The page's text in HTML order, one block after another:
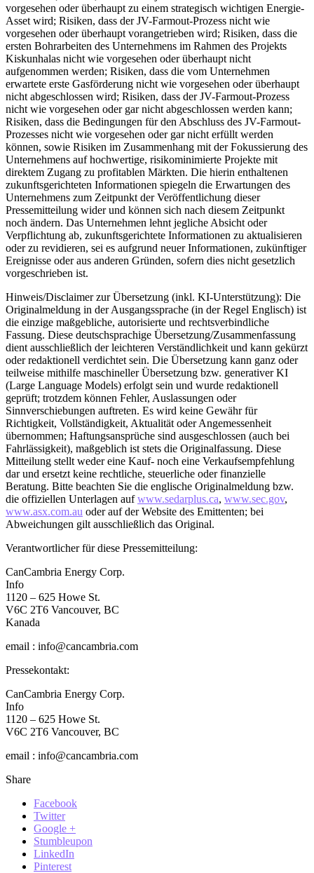
vorgesehen oder überhaupt zu einem strategisch wichtigen Energie-
Asset wird; Risiken, dass der JV-Farmout-Prozess nicht wie
vorgesehen oder überhaupt vorangetrieben wird; Risiken, dass die
ersten Bohrarbeiten des Unternehmens im Rahmen des Projekts
Kiskunhalas nicht wie vorgesehen oder überhaupt nicht
aufgenommen werden; Risiken, dass die vom Unternehmen
erwartete erste Gasförderung nicht wie vorgesehen oder überhaupt
nicht abgeschlossen wird; Risiken, dass der JV-Farmout-Prozess
nicht wie vorgesehen oder gar nicht abgeschlossen werden kann;
Risiken, dass die Bedingungen für den Abschluss des JV-Farmout-
Prozesses nicht wie vorgesehen oder gar nicht erfüllt werden
können, sowie Risiken im Zusammenhang mit der Fokussierung des
Unternehmens auf hochwertige, risikominimierte Projekte mit
direktem Zugang zu profitablen Märkten. Die hierin enthaltenen
zukunftsgerichteten Informationen spiegeln die Erwartungen des
Unternehmens zum Zeitpunkt der Veröffentlichung dieser
Pressemitteilung wider und können sich nach diesem Zeitpunkt
noch ändern. Das Unternehmen lehnt jegliche Absicht oder
Verpflichtung ab, zukunftsgerichtete Informationen zu aktualisieren
oder zu revidieren, sei es aufgrund neuer Informationen, zukünftiger
Ereignisse oder aus anderen Gründen, sofern dies nicht gesetzlich
vorgeschrieben ist.
Hinweis/Disclaimer zur Übersetzung (inkl. KI-Unterstützung): Die
Originalmeldung in der Ausgangssprache (in der Regel Englisch) ist
die einzige maßgebliche, autorisierte und rechtsverbindliche
Fassung. Diese deutschsprachige Übersetzung/Zusammenfassung
dient ausschließlich der leichteren Verständlichkeit und kann gekürzt
oder redaktionell verdichtet sein. Die Übersetzung kann ganz oder
teilweise mithilfe maschineller Übersetzung bzw. generativer KI
(Large Language Models) erfolgt sein und wurde redaktionell
geprüft; trotzdem können Fehler, Auslassungen oder
Sinnverschiebungen auftreten. Es wird keine Gewähr für
Richtigkeit, Vollständigkeit, Aktualität oder Angemessenheit
übernommen; Haftungsansprüche sind ausgeschlossen (auch bei
Fahrlässigkeit), maßgeblich ist stets die Originalfassung. Diese
Mitteilung stellt weder eine Kauf- noch eine Verkaufsempfehlung
dar und ersetzt keine rechtliche, steuerliche oder finanzielle
Beratung. Bitte beachten Sie die englische Originalmeldung bzw.
die offiziellen Unterlagen aufwww.sedarplus.ca, www.sec.gov,
www.asx.com.au oder auf der Website des Emittenten; bei
Abweichungen gilt ausschließlich das Original.
Verantwortlicher für diese Pressemitteilung:
CanCambria Energy Corp.
Info
1120 – 625 Howe St.
V6C 2T6 Vancouver, BC
Kanada
email : info@cancambria.com
Pressekontakt:
CanCambria Energy Corp.
Info
1120 – 625 Howe St.
V6C 2T6 Vancouver, BC
email : info@cancambria.com
Share
Facebook
Twitter
Google +
Stumbleupon
LinkedIn
Pinterest